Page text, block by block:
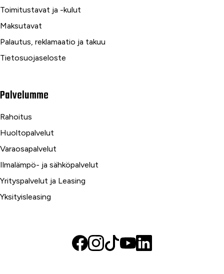
Toimitustavat ja -kulut
Maksutavat
Palautus, reklamaatio ja takuu
Tietosuojaseloste
Palvelumme
Rahoitus
Huoltopalvelut
Varaosapalvelut
Ilmalämpö- ja sähköpalvelut
Yrityspalvelut ja Leasing
Yksityisleasing